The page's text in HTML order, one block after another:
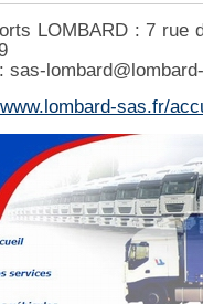
LOMBARD : 7 rue
sas-
sas.fr/